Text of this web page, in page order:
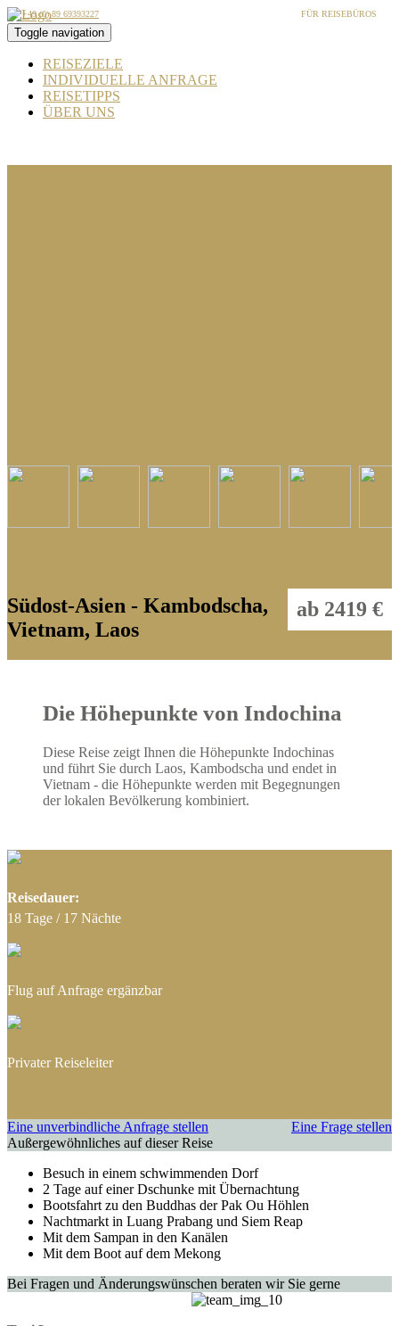
+49 (0) 89 69393227 FÜR REISEBÜROS
Toggle navigation
REISEZIELE
INDIVIDUELLE ANFRAGE
REISETIPPS
ÜBER UNS
Südost-Asien - Kambodscha,
Vietnam, Laos
ab 2419 €
Die Höhepunkte von Indochina
Diese Reise zeigt Ihnen die Höhepunkte Indochinas
und führt Sie durch Laos, Kambodscha und endet in
Vietnam - die Höhepunkte werden mit Begegnungen
der lokalen Bevölkerung kombiniert.
Reisedauer:
18 Tage / 17 Nächte
Flug auf Anfrage ergänzbar
Privater Reiseleiter
Eine unverbindliche Anfrage stellen
Eine Frage stellen
Außergewöhnliches auf dieser Reise
Besuch in einem schwimmenden Dorf
2 Tage auf einer Dschunke mit Übernachtung
Bootsfahrt zu den Buddhas der Pak Ou Höhlen
Nachtmarkt in Luang Prabang und Siem Reap
Mit dem Sampan in den Kanälen
Mit dem Boot auf dem Mekong
Bei Fragen und Änderungswünschen beraten wir Sie gerne